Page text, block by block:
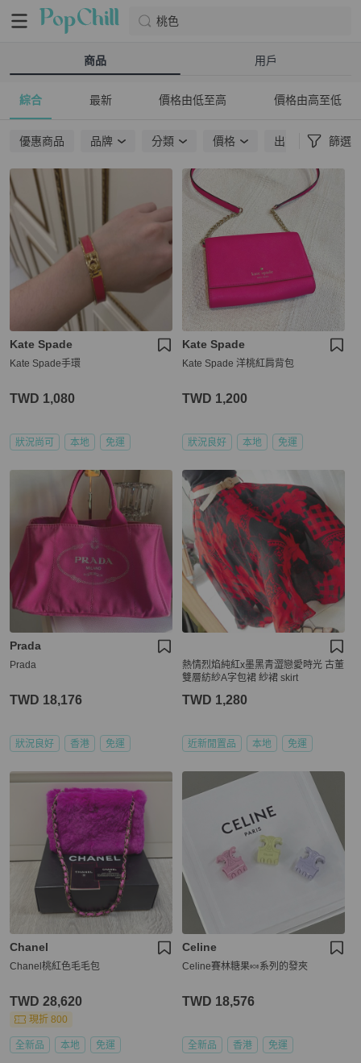
桃色
商品 用戶
綜合 最新 價格由低至高 價格由高至低
優惠商品 品牌 分類 價格 出貨地點 篩選
Kate Spade
Kate Spade手環
TWD 1,080
狀況尚可 本地 免運
Kate Spade
Kate Spade 洋桃紅肩背包
TWD 1,200
狀況良好 本地 免運
Prada
Prada
TWD 18,176
狀況良好 香港 免運
熱情烈焰純紅x墨黑青澀戀愛時光 古董
雙層紡紗A字包裙 紗裙 skirt
TWD 1,280
近新閒置品 本地 免運
Chanel
Chanel桃紅色毛毛包
TWD 28,620
現折 800
全新品 本地 免運
Celine
Celine賽林糖果🍬系列的發夾
TWD 18,576
全新品 香港 免運